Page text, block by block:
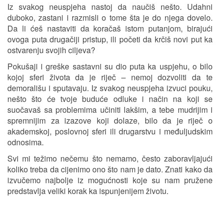
Iz svakog neuspjeha nastoj da naučiš nešto. Udahni
duboko, zastani i razmisli o tome šta je do njega dovelo.
Da li ćeš nastaviti da koračaš istom putanjom, birajući
ovoga puta drugačiji pristup, ili početi da krčiš novi put ka
ostvarenju svojih ciljeva?
Pokušaji i greške sastavni su dio puta ka uspjehu, o bilo
kojoj sferi života da je riječ – nemoj dozvoliti da te
demorališu i sputavaju. Iz svakog neuspjeha izvuci pouku,
nešto što će tvoje buduće odluke i način na koji se
suočavaš sa problemima učiniti lakšim, a tebe mudrijim i
spremnijim za izazove koji dolaze, bilo da je riječ o
akademskoj, poslovnoj sferi ili drugarstvu i međuljudskim
odnosima.
Svi mi težimo nečemu što nemamo, često zaboravljajući
koliko treba da cijenimo ono što nam je dato. Znati kako da
izvučemo najbolje iz mogućnosti koje su nam pružene
predstavlja veliki korak ka ispunjenijem životu.